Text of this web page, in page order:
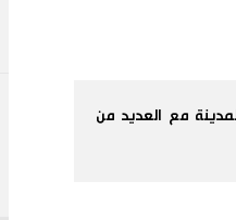
مع العديد من